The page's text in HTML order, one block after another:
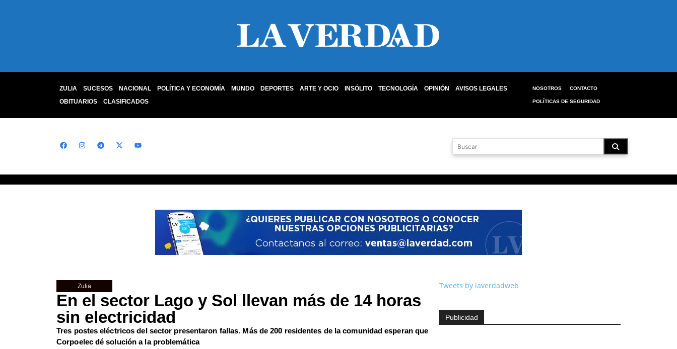
ZULIA SUCESOS NACIONAL POLÍTICA Y ECONOMÍA MUNDO DEPORTES ARTE Y OCIO INSÓLITO TECNOLOGÍA OPINIÓN
AVISOS LEGALES
OBITUARIOS
CLASIFICADOS
NOSOTROS CONTACTO
POLÍTICAS DE SEGURIDAD
Zulia
En el sector Lago y Sol llevan más de 14 horas
sin electricidad
Tres postes eléctricos del sector presentaron fallas. Más de 200 residentes de la comunidad esperan que
Corpoelec dé solución a la problemática
Tweets by laverdadweb
Publicidad